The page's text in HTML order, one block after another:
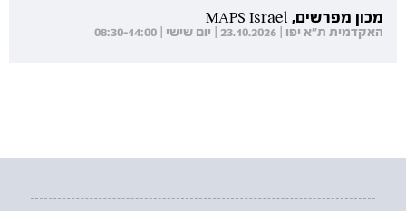
מכון מפרשים, MAPS Israel
האקדמית ת"א יפו | 23.10.2026 | יום שישי | 08:30-14:00